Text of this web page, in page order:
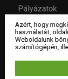
Pályázatok
Álláshirdetés
Archívum
Azért, hogy
használatát,
Weboldalunk
számítógépén,